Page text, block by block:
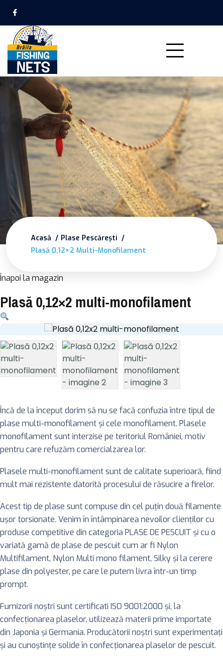
Acasă
Plase Pescărești
Plasă 0,12×2 Multi-Monofilament
Înapoi la magazin
Plasă 0,12×2 multi-monofilament
Încă de la început dorim să nu se facă confuzia între tipul de
plase multi-monofilament şi cele monofilament. Plasele
monofilament sunt interzise pe teritoriul României, motiv
pentru care refuzăm comercialzarea lor.
Plasele multi-monofilament sunt de calitate superioară, fiind
mult mai rezistente datorită procesului de răsucire a firelor.
Acest tip de plase sunt compuse din cel puţin două filamente
uşor torsionate. Venim în întâmpinarea nevoilor clienţilor cu
produse competitive din categoria PLASE DE PESCUIT şi cu o
variată gamă de plase de pescuit cum ar fi Nylon
Multifilament, Nylon Multi mono filament, Silky şi la cerere
plase din polyester, pe care le putem livra într-un timp
prompt.
Furnizorii noştri sunt certificati ISO 9001:2000 şi, la
confecţionarea plaselor, utilizează materii prime importate
din Japonia şi Germania. Producătorii noştri sunt experimentaţi
şi au cunoştinţe solide în confecţionarea plaselor de pescuit.